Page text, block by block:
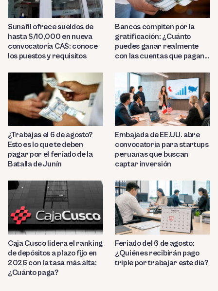
Sunafil ofrece sueldos de
hasta S/10,000 en nueva
convocatoria CAS: conoce
los puestos y requisitos
Bancos compiten por la
gratificación: ¿Cuánto
puedes ganar realmente
con las cuentas que pagan
¿Trabajas el 6 de agosto?
Esto es lo que te deben
pagar por el feriado de la
Batalla de Junín
Embajada de EE.UU. abre
convocatoria para startups
peruanas que buscan
captar inversión
Caja Cusco lidera el ranking
de depósitos a plazo fijo en
2026 con la tasa más alta:
¿Cuánto paga?
Feriado del 6 de agosto:
¿Quiénes recibirán pago
triple por trabajar este día?